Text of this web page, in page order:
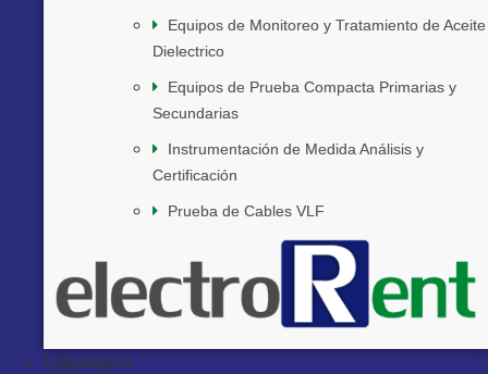
Equipos de Monitoreo y Tratamiento de Aceite
Dielectrico
Equipos de Prueba Compacta Primarias y
Secundarias
Instrumentación de Medida Análisis y
Certificación
Prueba de Cables VLF
Laboratorio